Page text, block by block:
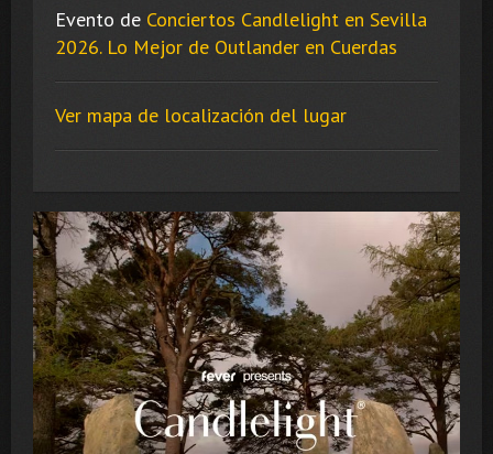
Evento de Conciertos Candlelight en Sevilla
2026. Lo Mejor de Outlander en Cuerdas
Ver mapa de localización del lugar